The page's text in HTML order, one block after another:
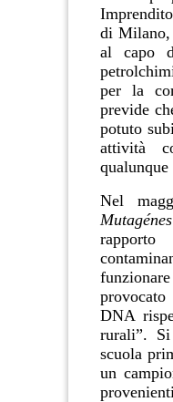
di Milano,
al capo
per la
previde
potuto
attività
Nel
DNA
rurali”.
scuola
un